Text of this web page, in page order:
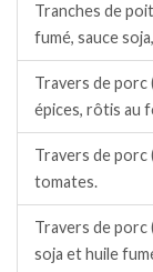
Tranches de
fumé, sauce
Travers de porc
épices, rôtis au
Travers de porc
tomates.
Travers de porc
soja et huile